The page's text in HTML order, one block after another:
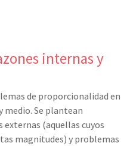
internas y
de proporcionalidad en
medio. Se plantean
externas (aquellas cuyos
magnitudes) y problemas